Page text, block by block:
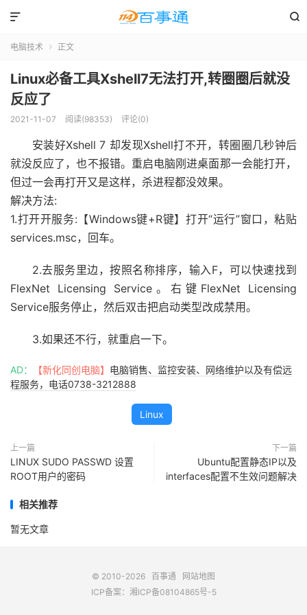


电脑技术  正文
Linux必备工具Xshell7无法打开,转圈圈后就没
反应了
2021-11-07 阅读(98353) 评论(0)
安装好Xshell 7 却发现Xshell打不开，转圈圈几秒钟后
就没反应了，也不报错。重启电脑刚进桌面那一会能打开，
但过一会再打开又是这样，杀进程都没效果。
解决方法:
1.打开开服务:【Windows键+R键】打开“运行”窗口，粘贴
services.msc，回车。
2.去服务里边，按照名称排序，输入F，可以快速找到
FlexNet Licensing Service。右键FlexNet Licensing
Service服务停止，然后双击把启动类型改成禁用。
3.如果还不行，就重启一下。
AD： 【新化同创电脑】 电脑销售、监控安装、网络维护以及有偿远
程服务，电话0738-3212888
Linux
上一篇
LINUX SUDO PASSWD 设置
ROOT用户的密码
下一篇
Ubuntu配置静态IP以及
interfaces配置不生效问题解决
相关推荐
暂无文章
© 2010-2026 百事通
网站地图
ICP备案： 湘ICP备08104865号-5